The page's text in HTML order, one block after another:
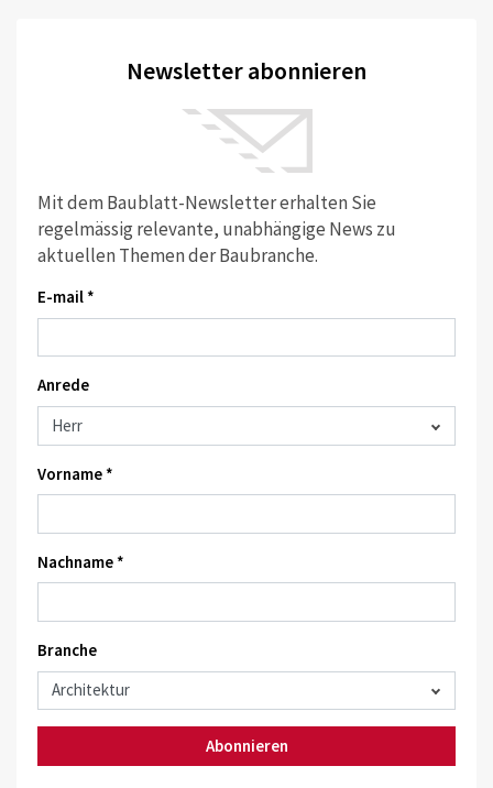
Newsletter abonnieren
Mit dem Baublatt-Newsletter erhalten Sie
regelmässig relevante, unabhängige News zu
aktuellen Themen der Baubranche.
E-mail *
Anrede
Vorname *
Nachname *
Branche
Abonnieren